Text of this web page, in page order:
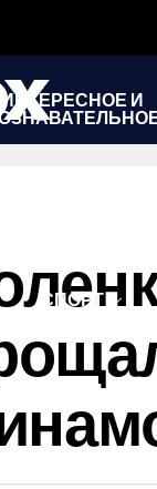
ИНТЕРЕСНОЕ И
СПОРТ
ШОУ-БИЗНЕС